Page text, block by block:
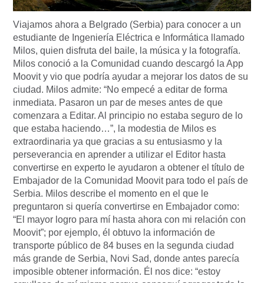
Viajamos ahora a Belgrado (Serbia) para conocer a un
estudiante de Ingeniería Eléctrica e Informática llamado
Milos, quien disfruta del baile, la música y la fotografía.
Milos conoció a la Comunidad cuando descargó la App
Moovit y vio que podría ayudar a mejorar los datos de su
ciudad. Milos admite: “No empecé a editar de forma
inmediata. Pasaron un par de meses antes de que
comenzara a Editar. Al principio no estaba seguro de lo
que estaba haciendo…”, la modestia de Milos es
extraordinaria ya que gracias a su entusiasmo y la
perseverancia en aprender a utilizar el Editor hasta
convertirse en experto le ayudaron a obtener el título de
Embajador de la Comunidad Moovit para todo el país de
Serbia. Milos describe el momento en el que le
preguntaron si quería convertirse en Embajador como:
“El mayor logro para mí hasta ahora con mi relación con
Moovit”; por ejemplo, él obtuvo la información de
transporte público de 84 buses en la segunda ciudad
más grande de Serbia, Novi Sad, donde antes parecía
imposible obtener información. Él nos dice: “estoy